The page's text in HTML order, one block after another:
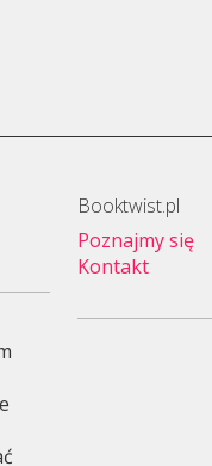
Booktwist.pl
Poznajmy się
Kontakt